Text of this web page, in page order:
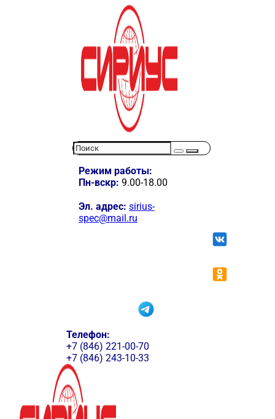
Режим работы:
Пн-вскр: 9.00-18.00
Эл. адрес: sirius-
spec@mail.ru
Телефон:
+7 (846) 221-00-70
+7 (846) 243-10-33